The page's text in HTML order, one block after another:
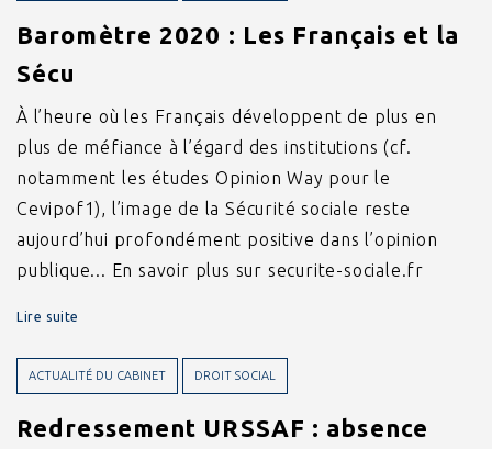
Baromètre 2020 : Les Français et la
Sécu
À l’heure où les Français développent de plus en
plus de méfiance à l’égard des institutions (cf.
notamment les études Opinion Way pour le
Cevipof1), l’image de la Sécurité sociale reste
aujourd’hui profondément positive dans l’opinion
publique... En savoir plus sur securite-sociale.fr
Lire suite
ACTUALITÉ DU CABINET DROIT SOCIAL
Redressement URSSAF : absence